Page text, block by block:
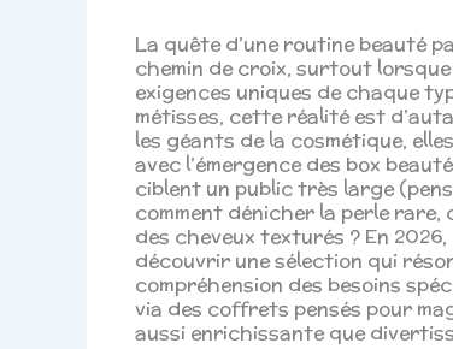
La quête d’une routine beauté
chemin de croix, surtout
exigences uniques de chaque
métisses, cette réalité est
les géants de la cosmétique,
avec l’émergence des box
ciblent un public très large
comment dénicher la perle rare,
des cheveux texturés ? En
découvrir une sélection qui
compréhension des besoins
via des coffrets pensés pour
aussi enrichissante que